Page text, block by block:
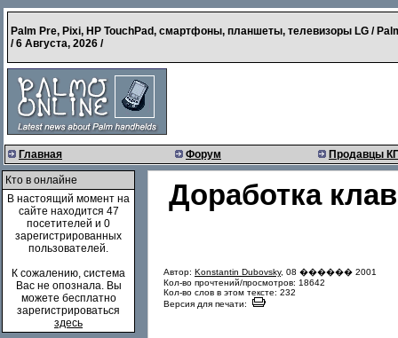
Palm Pre, Pixi, HP TouchPad, смартфоны, планшеты, телевизоры LG /
/6 Августа, 2026 /
Главная Форум Продавцы
Кто в онлайне
В настоящий момент на
сайте находится 47
посетителей и 0
зарегистрированных
пользователей.
К сожалению, система
Вас не опознала. Вы
можете бесплатно
зарегистрироваться
здесь
Доработка
Автор: Konstantin Dubovsky, 08 ������ 2001
Кол-во прочтений/просмотров: 18642
Кол-во слов в этом тексте: 232
Версия для печати: